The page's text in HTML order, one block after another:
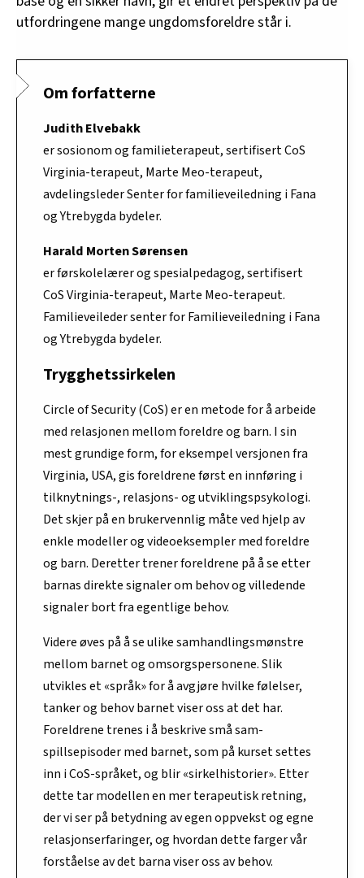
utfordringene mange ungdomsforeldre står i.
Om forfatterne
Judith Elvebakk
ersosionom og familieterapeut, sertifisert CoS
Virginia-terapeut, Marte Meo-terapeut,
avdelingsleder Senter for familieveiledning i Fana
og Ytrebygda bydeler.
Harald Morten Sørensen
erførskolelærer og spesialpedagog, sertifisert
CoS Virginia-terapeut, Marte Meo-terapeut.
Familieveileder senter for Familieveiledning i Fana
og Ytrebygda bydeler.
Trygghetssirkelen
Circle of Security (CoS) er en metode for å arbeide
med relasjonen mellom foreldre og barn. I sin
mest grundige form, for eksempel versjonen fra
Virginia, USA, gis foreldrene først en innføring i
tilknytnings-, relasjons- og utviklingspsykologi.
Det skjer på en brukervennlig måte ved hjelp av
enkle modeller og videoeksempler med foreldre
og barn. Deretter trener foreldrene på å se etter
barnas direkte signaler om behov og villedende
signaler bort fra egentlige behov.
Videre øves på å se ulike samhandlingsmønstre
mellom barnet og omsorgspersonene. Slik
utvikles et «språk» for å avgjøre hvilke følelser,
tanker og behov barnet viser oss at det har.
Foreldrene trenes i å beskrive små sam-
spillsepisoder med barnet, som på kurset settes
inn i CoS-språket, og blir «sirkelhistorier». Etter
dette tar modellen en mer terapeutisk retning,
der vi ser på betydning av egen oppvekst og egne
relasjonserfaringer, og hvordan dette farger vår
forståelse av det barna viser oss av behov.